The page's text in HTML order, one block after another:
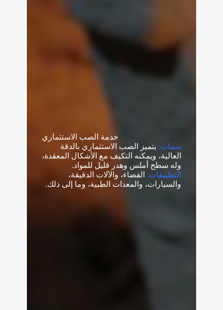
خدمة الصب الاستثماري
سمات: يتميز الصب الاستثماري بالدقة
العالية، ويمكنه التكيف مع الأشكال المعقدة،
وله سطح أملس وهدر قليل للمواد.
التطبيقات: الفضاء، والآلات الدقيقة،
والسيارات، والمعدات الطبية، وما إلى ذلك.